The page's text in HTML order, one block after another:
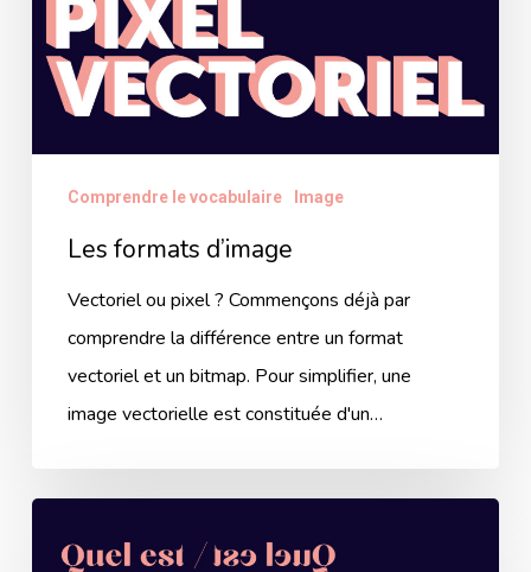
Comprendre le vocabulaire Image
Les formats d’image
Vectoriel ou pixel ? Commençons déjà par
comprendre la différence entre un format
vectoriel et un bitmap. Pour simplifier, une
image vectorielle est constituée d'un…
trouver